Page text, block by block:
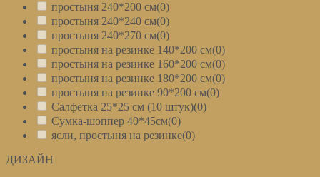
простыня 240*200 см(0)
простыня 240*240 см(0)
простыня 240*270 см(0)
простыня на резинке 140*200 см(0)
простыня на резинке 160*200 см(0)
простыня на резинке 180*200 см(0)
простыня на резинке 90*200 см(0)
Салфетка 25*25 см (10 штук)(0)
Сумка-шоппер 40*45см(0)
ясли, простыня на резинке(0)
ДИЗАЙН